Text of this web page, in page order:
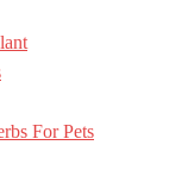
For Pets